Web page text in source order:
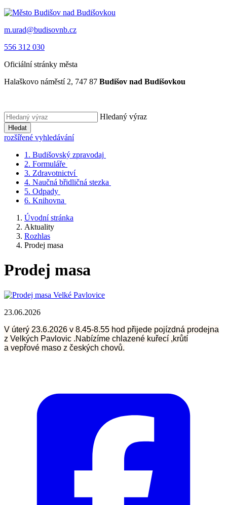
m.urad@budisovnb.cz
556 312 030
Oficiální stránky města
Halaškovo náměstí 2, 747 87 Budišov nad Budišovkou
Hledaný výraz
Hledat
rozšířené vyhledávání
1. Budišovský zpravodaj
2. Formuláře
3. Zdravotnictví
4. Naučná břidličná stezka
5. Odpady
6. Knihovna
Úvodní stránka
Aktuality
Rozhlas
Prodej masa
Prodej masa
23.06.2026
V úterý 23.6.2026 v 8.45-8.55 hod přijede pojízdná prodejna
z Velkých Pavlovic .Nabízíme chlazené kuřecí ,krůtí
a vepřové maso z českých chovů.